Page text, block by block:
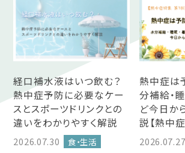
経口補水液はいつ飲む？
熱中症予防に必要なケー
スとスポーツドリンクとの
違いをわかりやすく解説
2026.07.30 食・生活
熱中症は
分補給・
ど今日か
説【熱中
2026.07.27